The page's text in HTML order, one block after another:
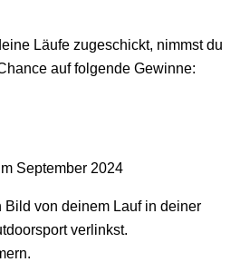
Läufe zugeschickt, nimmst du
auf folgende Gewinne:
September 2024
von deinem Lauf in deiner
verlinkst.